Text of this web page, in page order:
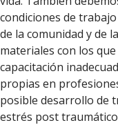
condiciones de
de la comunidad y de
materiales con los
capacitación
propias en
posible desarrollo de
estrés post